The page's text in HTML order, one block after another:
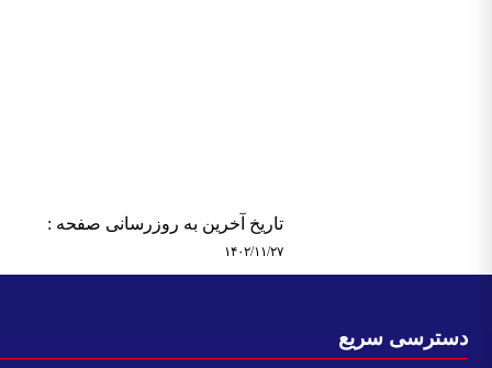
تاریخ آخرین به روزرسانی صفحه :
۱۴۰۲/۱۱/۲۷
سریع